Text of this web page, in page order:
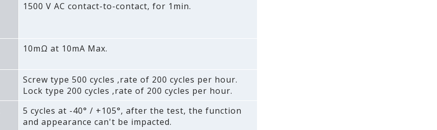
1500 V AC contact-to-contact‚ for 1min.
10mΩ at 10mA Max.
Screw type 500 cycles ‚rate of 200 cycles per hour.
Lock type 200 cycles ‚rate of 200 cycles per hour.
5 cycles at -40° / +105°‚ after the test‚ the function
and appearance can't be impacted.